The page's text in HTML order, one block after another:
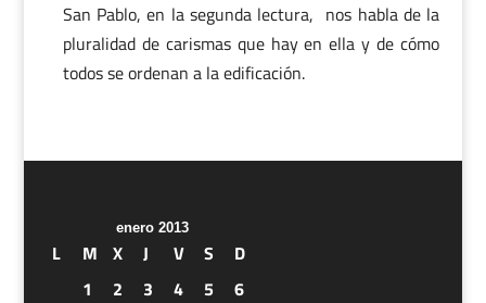
San Pablo, en la segunda lectura, nos habla de la
pluralidad de carismas que hay en ella y de cómo
todos se ordenan a la edificación.
enero 2013
L M X J V S
D
1
2 3 4 5
6